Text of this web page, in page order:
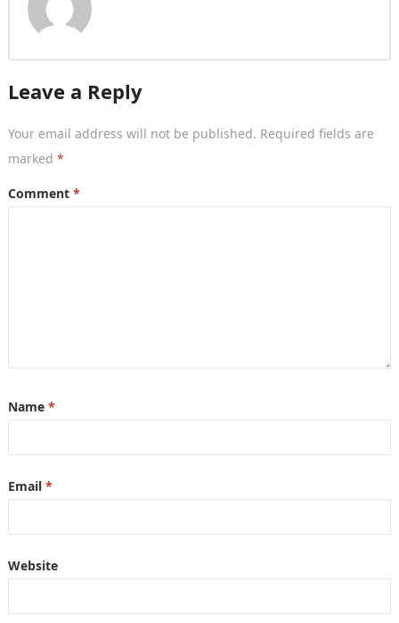
Leave a Reply
Your email address will not be published. Required fields are
marked *
Comment *
Name *
Email *
Website